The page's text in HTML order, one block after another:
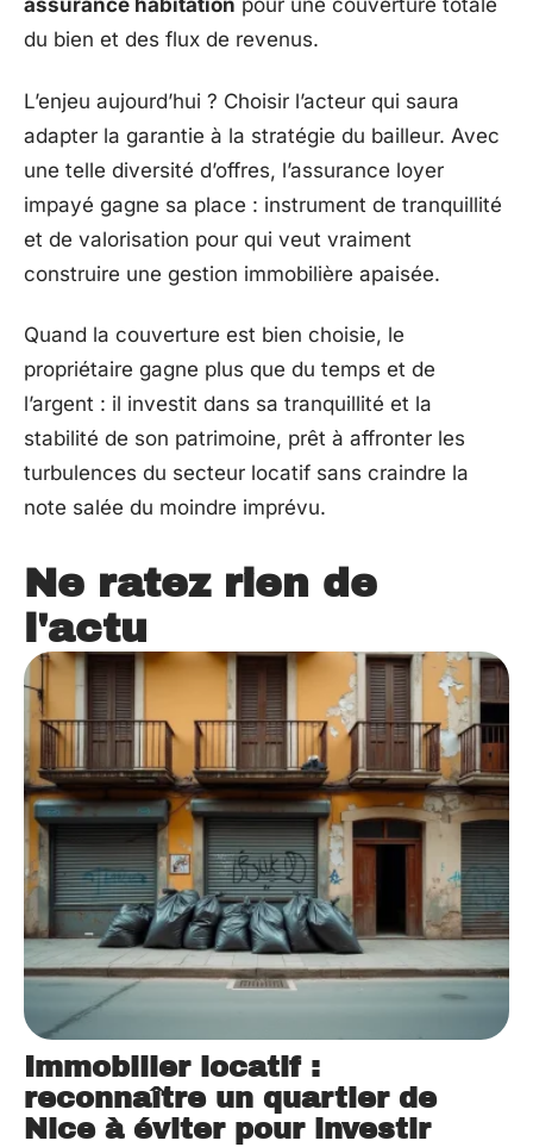
assurance habitation pour une couverture totale
du bien et des flux de revenus.
L’enjeu aujourd’hui ? Choisir l’acteur qui saura
adapter la garantie à la stratégie du bailleur. Avec
une telle diversité d’offres, l’assurance loyer
impayé gagne sa place : instrument de tranquillité
et de valorisation pour qui veut vraiment
construire une gestion immobilière apaisée.
Quand la couverture est bien choisie, le
propriétaire gagne plus que du temps et de
l’argent : il investit dans sa tranquillité et la
stabilité de son patrimoine, prêt à affronter les
turbulences du secteur locatif sans craindre la
note salée du moindre imprévu.
Ne ratez rien de
l'actu
Immobilier locatif :
reconnaître un quartier de
Nice à éviter pour investir